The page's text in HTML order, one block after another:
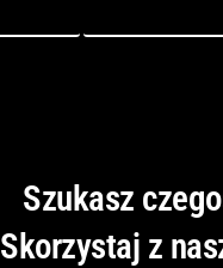
Szukasz
Skorzystaj z